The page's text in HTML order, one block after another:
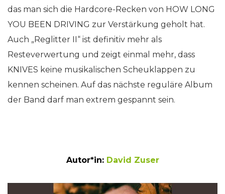
das man sich die Hardcore-Recken von HOW LONG
YOU BEEN DRIVING zur Verstärkung geholt hat.
Auch „Reglitter II“ ist definitiv mehr als
Resteverwertung und zeigt einmal mehr, dass
KNIVES keine musikalischen Scheuklappen zu
kennen scheinen. Auf das nächste reguläre Album
der Band darf man extrem gespannt sein.
Autor*in: David Zuser